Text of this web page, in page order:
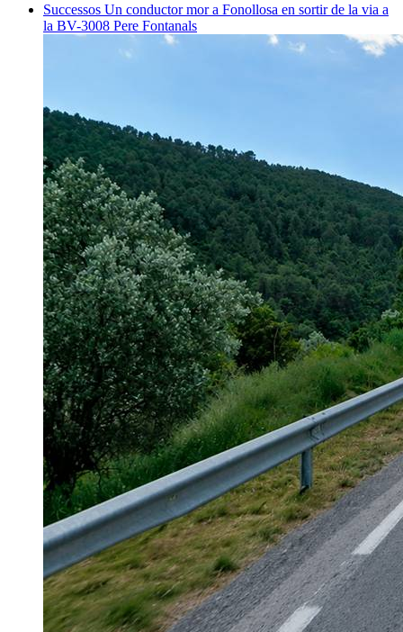
Successos Un conductor mor a Fonollosa en sortir de la via a
la BV-3008 Pere Fontanals